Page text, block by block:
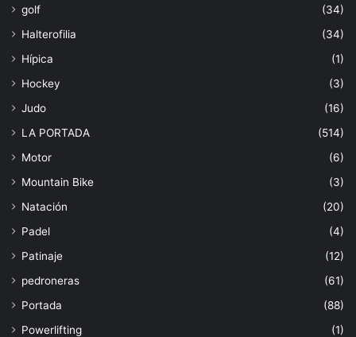
golf
(34)
Halterofilia
(34)
Hípica
(1)
Hockey
(3)
Judo
(16)
LA PORTADA
(514)
Motor
(6)
Mountain Bike
(3)
Natación
(20)
Padel
(4)
Patinaje
(12)
pedroneras
(61)
Portada
(88)
Powerlifting
(1)